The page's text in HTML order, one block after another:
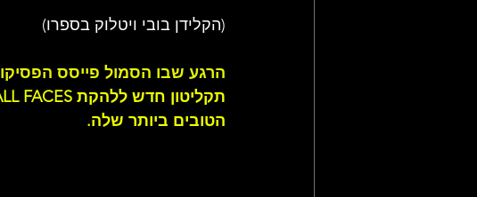
(הקלידן בובי ויטלוק בספרו)
הרגע שבו הסמול פייסס
הטובים ביותר שלה.